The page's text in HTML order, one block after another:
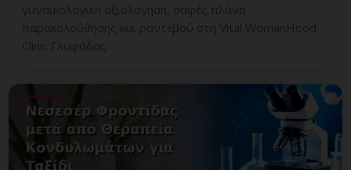
γυναικολογική αξιολόγηση, σαφές πλάνο
παρακολούθησης και ραντεβού στη Vital WomanHood
Clinic Γλυφάδας.